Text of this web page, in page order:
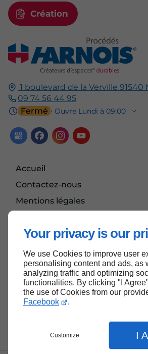
Your privacy is our
We use Cookies to improve user
personalising content and ads, as
analyzing traffic and optimizing
functionalities. By clicking "I
the use of Cookies from our
Facebook
.
Customize I
1 boulevard de la Verville 91540
09 74 56 44 95
Fermé ⋅ Ouvre Lundi à 09:00
Accueil
Contactez-nous
Mentions légales
Création
Haut de page